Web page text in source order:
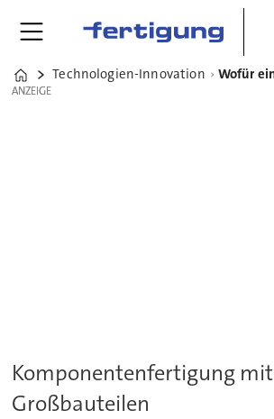
Home
Technologien-Innovation
ANZEIGE
ANZEIGE
Komponentenfertigung mit
Großbauteilen